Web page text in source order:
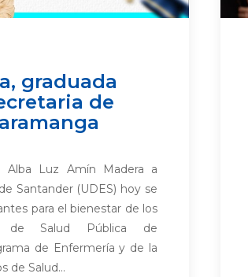
graduada
de
Alba Luz Amín Madera a
Santander (UDES) hoy se
para el bienestar de los
de Salud Pública de
de Enfermería y de la
de Salud...